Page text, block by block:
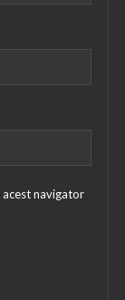
acest navigator